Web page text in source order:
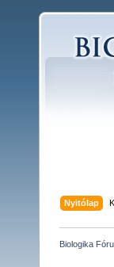
Nyitólap
Biologika